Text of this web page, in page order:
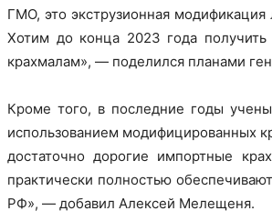
ГМО, это экструзионная
Хотим до конца 2023 года
крахмалам», — поделился планами
Кроме того, в последние годы
использованием модифицированных
достаточно дорогие импортные
практически полностью
РФ», — добавил Алексей Мелещеня.